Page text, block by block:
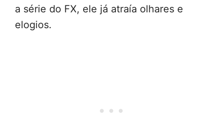
a série do FX, ele já atraía olhares e
elogios.